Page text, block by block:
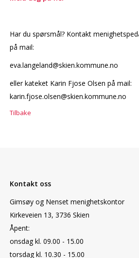
Har du spørsmål? Kontakt
på mail:
eva.langeland@skien.kommune.no
eller kateket Karin Fjose Olsen på mail:
karin.fjose.olsen@skien.kommune.no
Tilbake
Kontakt oss
Gimsøy og Nenset menighetskontor
Kirkeveien 13, 3736 Skien
Åpent:
onsdag kl. 09.00 - 15.00
torsdag kl. 10.30 - 15.00